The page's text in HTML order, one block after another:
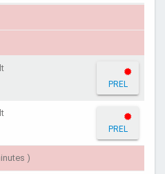
PREL
PREL
)